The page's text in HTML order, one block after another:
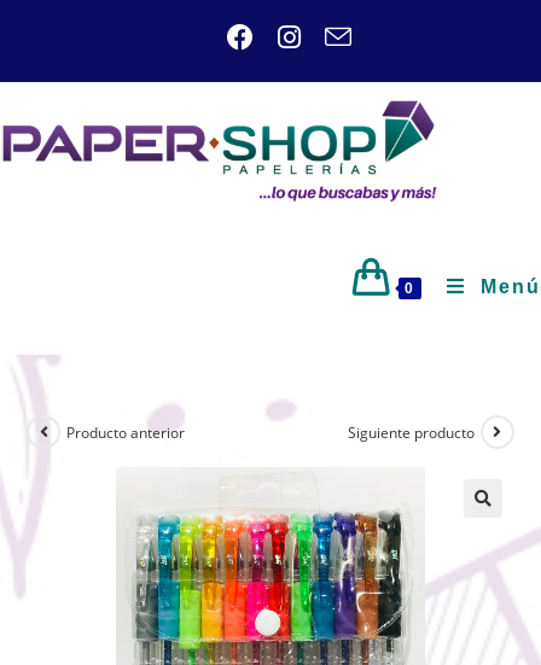
0 Menú
Producto anterior Siguiente producto